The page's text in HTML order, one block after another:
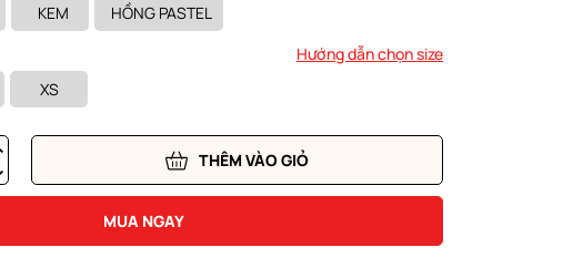
KEM
HỒNG PASTEL
Hướng dẫn chọn size
XS
THÊM VÀO GIỎ
MUA NGAY